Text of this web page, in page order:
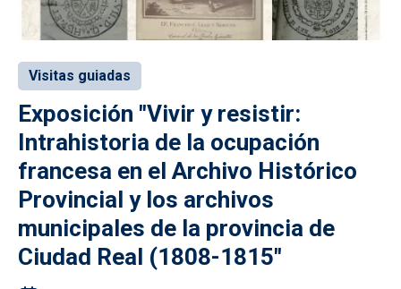
Visitas guiadas
Exposición "Vivir y resistir:
Intrahistoria de la ocupación
francesa en el Archivo Histórico
Provincial y los archivos
municipales de la provincia de
Ciudad Real (1808-1815"